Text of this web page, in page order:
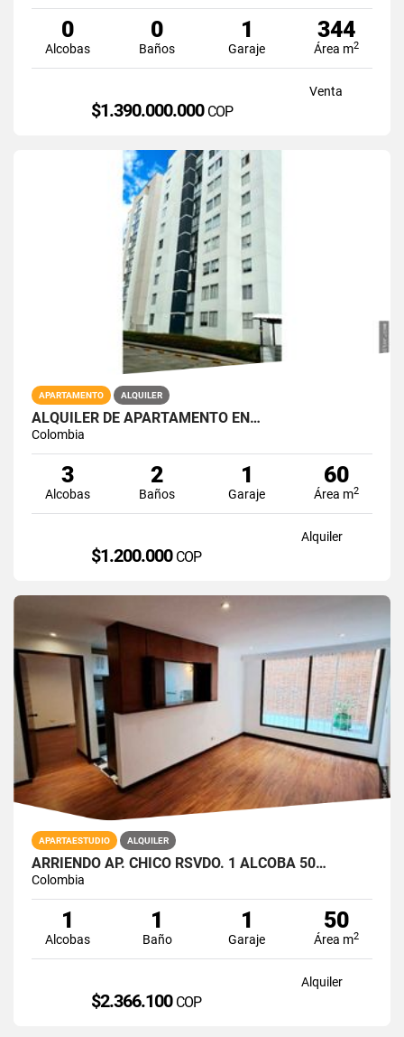
0
Alcobas
0
Baños
1
Garaje
344
Área m2
Venta
$1.390.000.000 COP
APARTAMENTO ALQUILER
ALQUILER DE APARTAMENTO EN…
Colombia
3
Alcobas
2
Baños
1
Garaje
60
Área m2
Alquiler
$1.200.000 COP
APARTAESTUDIO ALQUILER
ARRIENDO AP. CHICO RSVDO. 1 ALCOBA 50…
Colombia
1
Alcobas
1
Baño
1
Garaje
50
Área m2
Alquiler
$2.366.100 COP